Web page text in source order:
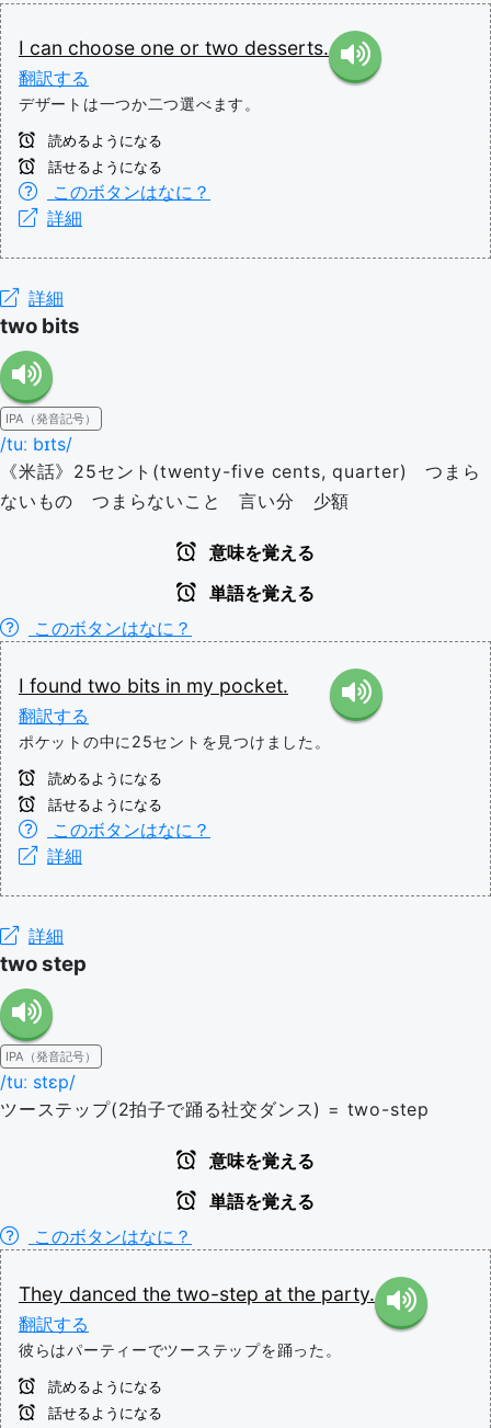
I can choose one or two desserts.
翻訳する
デザートは一つか二つ選べます。
読めるようになる
話せるようになる
このボタンはなに？
詳細
詳細
two bits
IPA（発音記号）
/tuː bɪts/
《米話》25セント(twenty-five cents, quarter) つまら
ないもの つまらないこと 言い分 少額
意味を覚える
単語を覚える
このボタンはなに？
I found two bits in my pocket.
翻訳する
ポケットの中に25セントを見つけました。
読めるようになる
話せるようになる
このボタンはなに？
詳細
詳細
two step
IPA（発音記号）
/tuː stɛp/
ツーステップ(2拍子で踊る社交ダンス) = two-step
意味を覚える
単語を覚える
このボタンはなに？
They danced the two-step at the party.
翻訳する
彼らはパーティーでツーステップを踊った。
読めるようになる
話せるようになる